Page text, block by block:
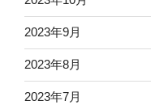
2023年9月
2023年8月
2023年7月